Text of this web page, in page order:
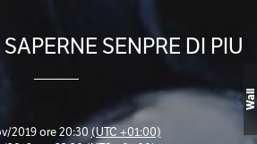
SENPRE DI PIU
2019 ore 20:30(UTC +01:00)
Wall